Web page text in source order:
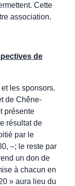
Cette
association.
de
les sponsors.
de Chêne-
présente
résultat de
par le
–; le reste par
un don de
à chacun en
» aura lieu du